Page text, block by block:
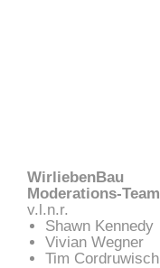
WirliebenBau
Moderations-Team
v.l.n.r.
Shawn Kennedy
Vivian Wegner
Tim Cordruwisch